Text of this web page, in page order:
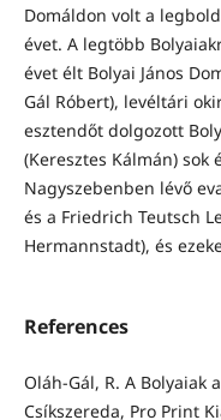
Domáldon volt a
évet. A legtöbb
évet élt Bolyai János
Gál Róbert), levéltári
esztendőt dolgozott
(Keresztes Kálmán)
Nagyszebenben lévő
és a Friedrich Teutsch
Hermannstadt), és
References
Oláh-Gál, R. A Bolyaiak
Csíkszereda, Pro Print